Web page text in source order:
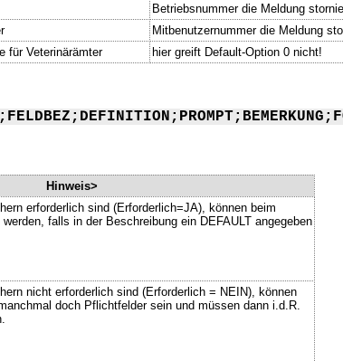
Betriebsnummer die Meldung
Mitbenutzernummer die Meldung
für Veterinärämter hier greift Default-Option 0 nicht!
Hinweis>
erforderlich sind (Erforderlich=JA), können beim
falls in der Beschreibung ein DEFAULT angegeben
nicht erforderlich sind (Erforderlich = NEIN), können
doch Pflichtfelder sein und müssen dann i.d.R.